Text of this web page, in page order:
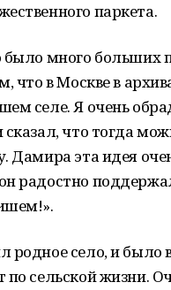
паркета.
было много больших
что в Москве в
селе. Я очень
что тогда
Дамира эта идея
радостно
родное село, и было
по сельской жизни.